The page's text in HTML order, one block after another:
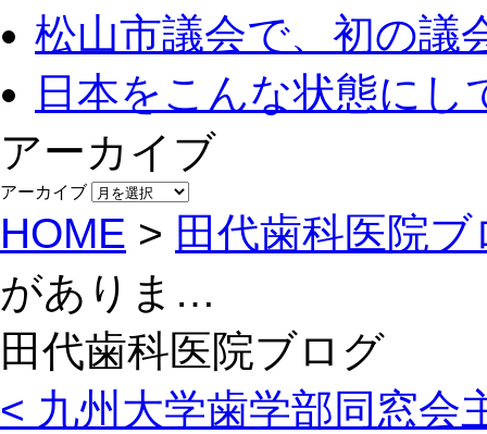
松山市議会で、初の議
日本をこんな状態に
アーカイブ
アーカイブ
HOME > 田代歯科医院ブ
がありま…
田代歯科医院ブログ
< 九州大学歯学部同窓